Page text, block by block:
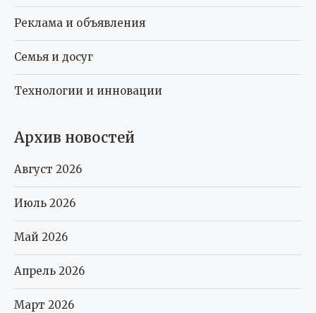
Реклама и объявления
Семья и досуг
Технологии и инновации
Архив новостей
Август 2026
Июль 2026
Май 2026
Апрель 2026
Март 2026